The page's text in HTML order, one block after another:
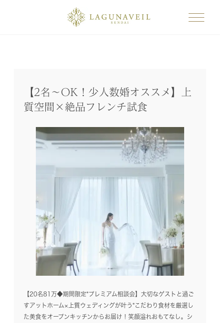
【2名～OK！少人数婚オススメ】上
質空間×絶品フレンチ試食
【20名81万◆期間限定*プレミアム相談会】大切なゲストと過ご
すアットホーム×上質ウェディングが叶う*こだわり食材を厳選し
た美食をオープンキッチンからお届け！笑顔溢れおもてなし。シ